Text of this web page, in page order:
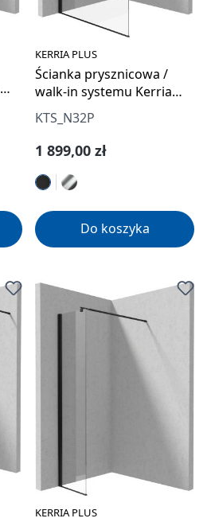
KERRIA PLUS
Ścianka prysznicowa /
walk-in systemu Kerria
Plus 120 cm
KTS_N32P
Cena regularna:
1 899,00 zł
Do koszyka
KERRIA PLUS